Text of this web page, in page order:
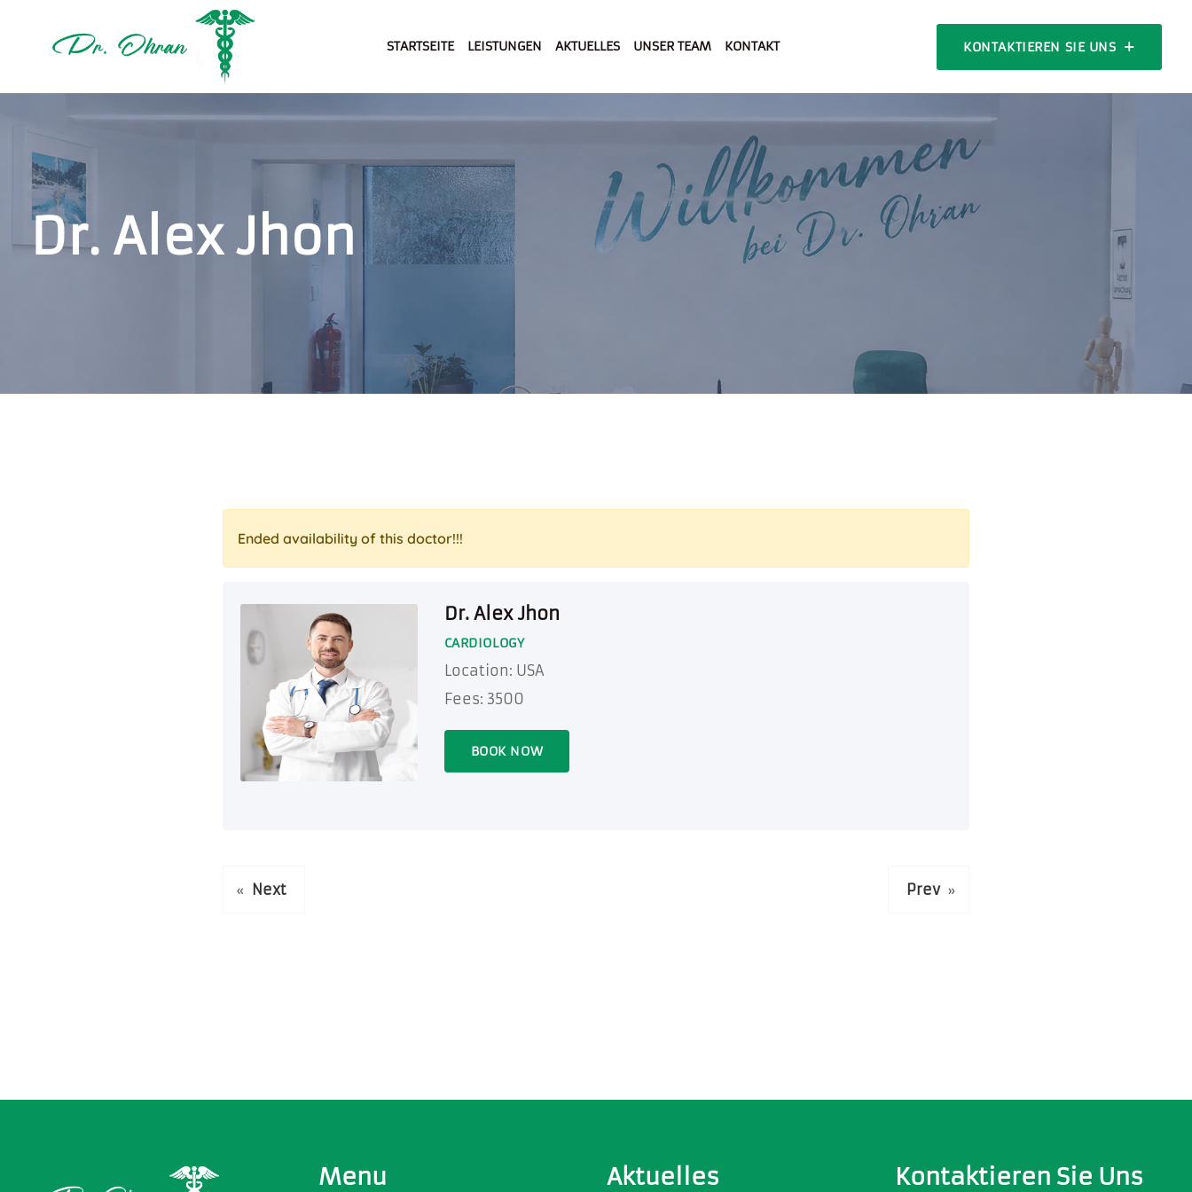
STARTSEITE LEISTUNGEN AKTUELLES UNSER TEAM KONTAKT KONTAKTIEREN SIE UNS
Dr. Alex Jhon
Ended availability of this doctor!!!
Dr. Alex Jhon
CARDIOLOGY
Location: USA
Fees: 3500
BOOK NOW
« Next Prev »
Menu Aktuelles Kontaktieren Sie Uns